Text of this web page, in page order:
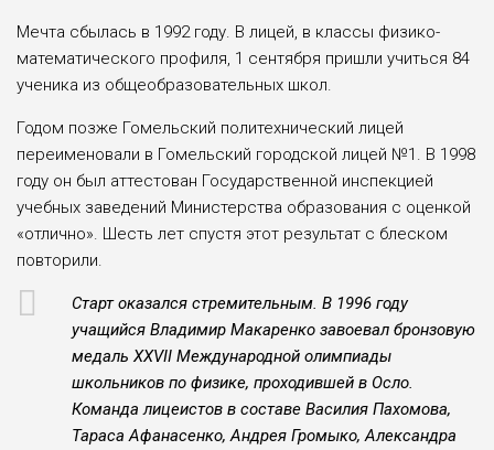
Мечта сбылась в 1992 году. В лицей, в классы физико-
математического профиля, 1 сентября пришли учиться 84
ученика из общеобразовательных школ.
Годом позже Гомельский политехниче­ский лицей
переименовали в Гомельский городской лицей №1. В 1998
году он был аттестован Государственной инспекцией
учебных заведений Министерства образова­ния с оценкой
«отлично». Шесть лет спустя этот результат с блеском
повторили.
Старт оказался стремительным. В 1996 году
учащийся Владимир Макаренко завоевал бронзовую
медаль XXVII Меж­дународной олимпиады
школьников по физике, проходившей в Осло.
Команда лицеистов в составе Василия Пахомова,
Тара­са Афанасенко, Андрея Громыко, Александра